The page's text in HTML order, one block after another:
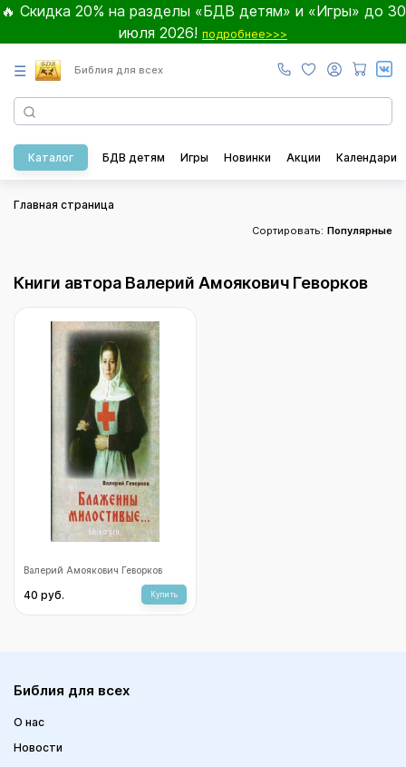
🔥 Скидка 20% на разделы «БДВ детям» и «Игры» до 30
июля 2026! подробнее>>>
☰ Библия для всех
Каталог БДВ детям Игры Новинки Акции Календари
Главная страница
Сортировать: Популярные
Книги автора Валерий Амоякович Геворков
Блаженны милостивые
Валерий Амоякович Геворков
40 руб. Купить
Библия для всех
О нас
Новости